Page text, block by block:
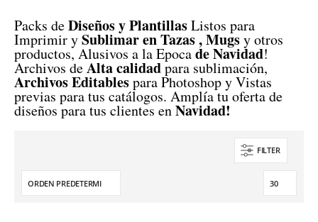
Packs deDiseños y PlantillasListos para
Imprimir ySublimar en Tazas , Mugsy otros
productos, Alusivos a la Epocade Navidad!
Archivos deAlta calidadpara sublimación,
Archivos Editablespara Photoshop y Vistas
previas para tus catálogos. Amplía tu oferta de
diseños para tus clientes enNavidad!
FILTER